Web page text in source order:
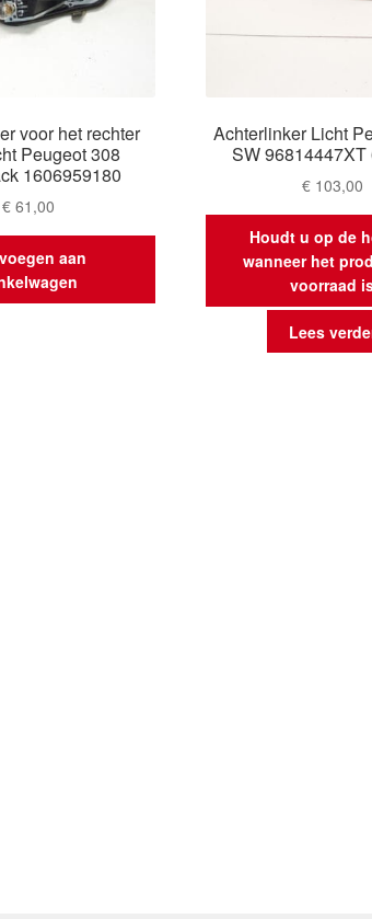
voor het rechter
Peugeot 308
1606959180
€ 61,00
aan
Achterlinker Licht
SW
€103,00
Houdt u op de
wanneer het
voorraad
Lees